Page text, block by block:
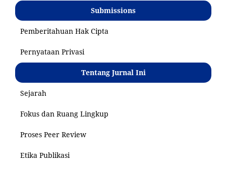
Submissions
Pemberitahuan Hak Cipta
Pernyataan Privasi
Tentang Jurnal Ini
Sejarah
Fokus dan Ruang Lingkup
Proses Peer Review
Etika Publikasi